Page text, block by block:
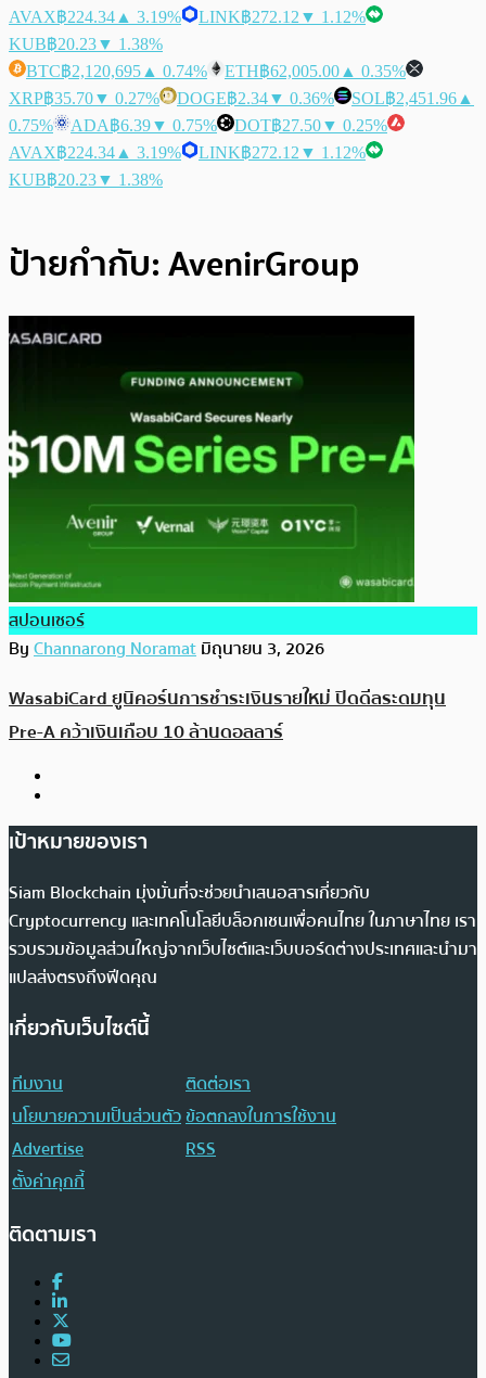
AVAX฿224.34 ▲ 3.19% LINK฿272.12 ▼ 1.12%
KUB฿20.23▼ 1.38%
BTC฿2,120,695 ▲ 0.74% ETH฿62,005.00 ▲ 0.35%
XRP฿35.70▼ 0.27% DOGE฿2.34▼ 0.36% SOL฿2,451.96 ▲
0.75%
ADA฿6.39▼ 0.75% DOT฿27.50▼ 0.25%
AVAX฿224.34 ▲ 3.19% LINK฿272.12 ▼ 1.12%
KUB฿20.23▼ 1.38%
ป้ายกำกับ:AvenirGroup
สปอนเซอร์
ByChannarong Noramatมิถุนายน 3, 2026
WasabiCard ยูนิคอร์นการชำระเงินรายใหม่ ปิดดีลระดมทุน
Pre-A คว้าเงินเกือบ 10 ล้านดอลลาร์
เป้าหมายของเรา
Siam Blockchain มุ่งมั่นที่จะช่วยนำเสนอสารเกี่ยวกับ
Cryptocurrency และเทคโนโลยีบล็อกเชนเพื่อคนไทย ในภาษาไทย เรา
รวบรวมข้อมูลส่วนใหญ่จากเว็บไซต์และเว็บบอร์ดต่างประเทศและนำมา
แปลส่งตรงถึงฟีดคุณ
เกี่ยวกับเว็บไซต์นี้
ทีมงาน
ติดต่อเรา
นโยบายความเป็นส่วนตัวข้อตกลงในการใช้งาน
Advertise
RSS
ตั้งค่าคุกกี้
ติดตามเรา